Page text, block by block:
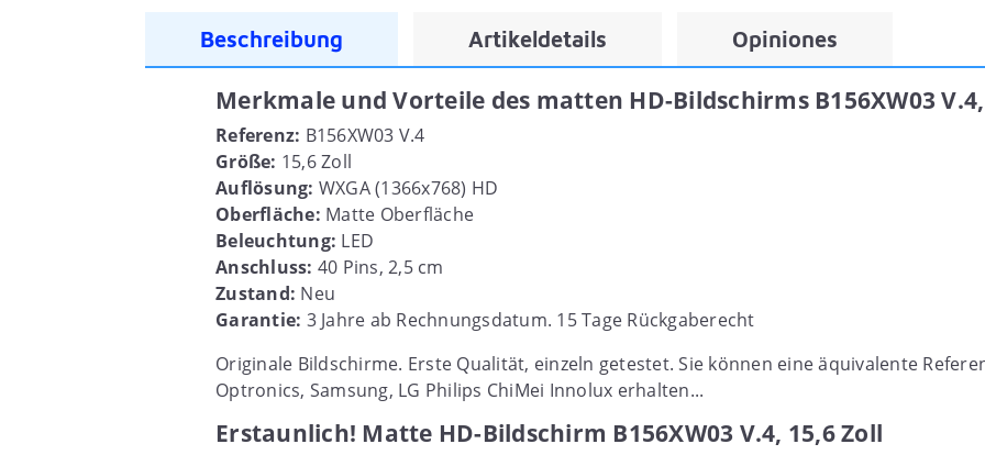
Beschreibung Artikeldetails Opiniones
Merkmale und Vorteile des matten HD-Bildschirms B156XW03
Referenz: B156XW03 V.4
Größe: 15,6 Zoll
Auflösung: WXGA (1366x768) HD
Oberfläche: Matte Oberfläche
Beleuchtung: LED
Anschluss: 40 Pins, 2,5 cm
Zustand: Neu
Garantie: 3 Jahre ab Rechnungsdatum. 15 Tage Rückgaberecht
Originale Bildschirme. Erste Qualität, einzeln getestet. Sie können eine äquivalente
Optronics, Samsung, LG Philips ChiMei Innolux erhalten...
Erstaunlich! Matte HD-Bildschirm B156XW03 V.4, 15,6 Zoll